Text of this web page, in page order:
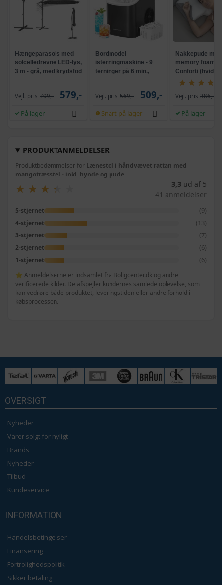
PRODUKTANMELDELSER
Produktbedømmelser for Lænestol i håndvævet rattan med
mangotræsstel - inkl. hynde og pude
★
★ ★
★ ★
★ ★★ 3,3 ud af 5
41 anmeldelser
5-stjernet (9)
4-stjernet (13)
3-stjernet (7)
2-stjernet (6)
1-stjernet (6)
⭐ Anmeldelserne er indsamlet fra Boligcenter.dk og andre
verificerede kilder. De afspejler kundernes samlede oplevelse, som
kan vedrøre både produktet, leveringstiden eller andre forhold i
købsprocessen.
Hængeparasols med
solcelledrevne LED-lys,
3 m - grå, med krydsfod
Vejl. pris 709,- 579,-
På lager
Bordmodel
isterningmaskine - 9
terninger på 6 min.,
Vejl. pris 569,- 509,-
Snart på lager
Nakkepude med
memory foam -
Conforti (hvid/
Vejl. pris 386,-
På lager
OVERSIGT
Nyheder
Varer solgt for nyligt
Brands
Nyheder
Tilbud
Kundeservice
INFORMATION
Handelsbetingelser
Finansering
Fortrolighedspolitik
Sikker betaling